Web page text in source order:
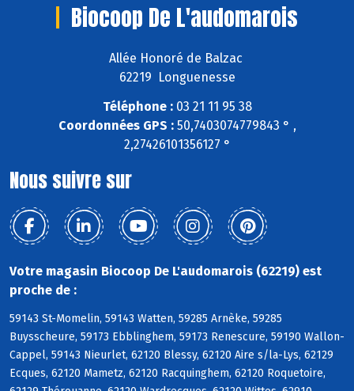
Biocoop De L'audomarois
Allée Honoré de Balzac
62219 Longuenesse
Téléphone :03 21 11 95 38
Coordonnées GPS :50,7403074779843 ° ,
2,27426101356127 °
Nous suivre sur
Votre magasin Biocoop De L'audomarois (62219) est
proche de :
59143 St-Momelin, 59143 Watten, 59285 Arnèke, 59285
Buysscheure, 59173 Ebblinghem, 59173 Renescure, 59190 Wallon-
Cappel, 59143 Nieurlet, 62120 Blessy, 62120 Aire s/la-Lys, 62129
Ecques, 62120 Mametz, 62120 Racquinghem, 62120 Roquetoire,